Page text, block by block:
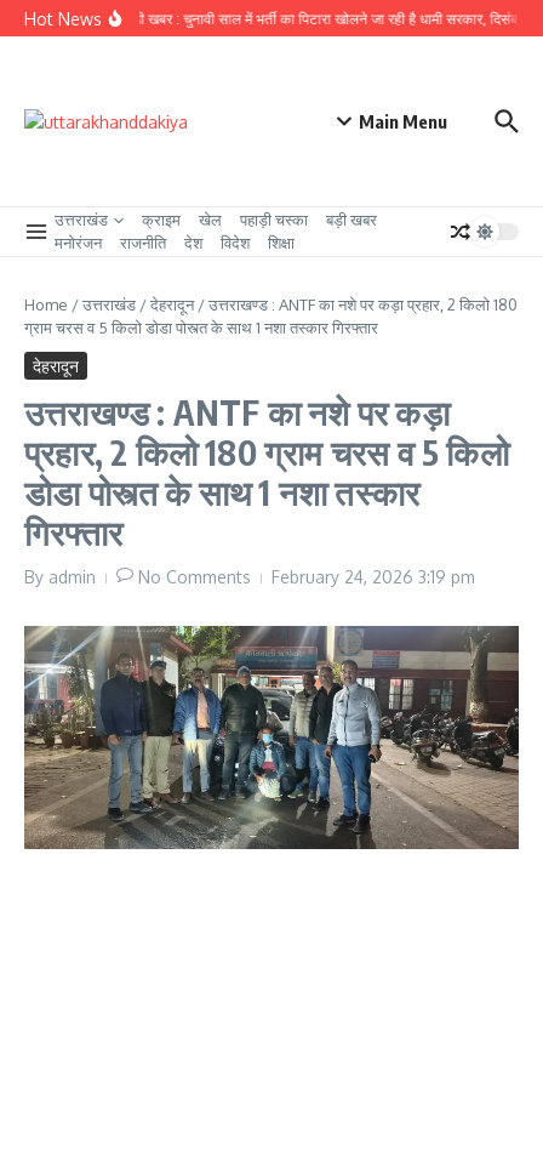
Skip to content
Hot News
उत्तराखंड से बड़ी खबर : चुनावी साल में भर्ती का पिटारा खोलने जा रही है धामी सरकार, दिसंबर
Main Menu
उत्तराखंड क्राइम खेल पहाड़ी चस्का
बड़ी खबर
मनोरंजन
राजनीति देश विदेश शिक्षा
Home /उत्तराखंड /देहरादून/उत्तराखण्ड : ANTF का नशे पर कड़ा प्रहार, 2 किलो 180
ग्राम चरस व 5 किलो डोडा पोस्त्त के साथ 1 नशा तस्कार गिरफ्तार
देहरादून
उत्तराखण्ड : ANTF का नशे पर कड़ा
प्रहार, 2 किलो 180 ग्राम चरस व 5 किलो
डोडा पोस्त्त के साथ 1 नशा तस्कार
गिरफ्तार
By admin No Comments February 24, 2026 3:19 pm